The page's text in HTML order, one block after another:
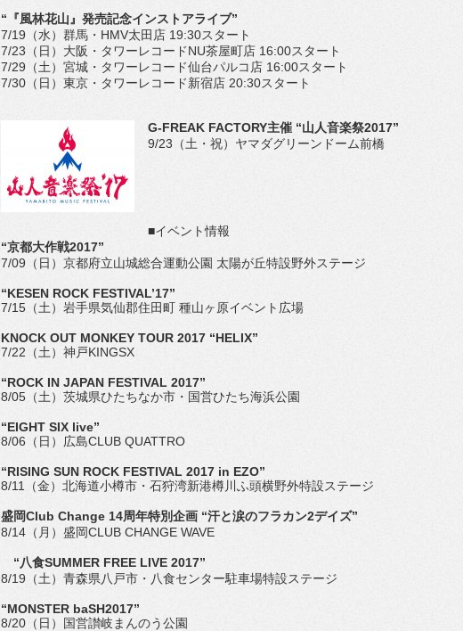
“『風林花山』発売記念インストアライブ”
7/19（水）群馬・HMV太田店 19:30スタート
7/23（日）大阪・タワーレコードNU茶屋町店 16:00スタート
7/29（土）宮城・タワーレコード仙台パルコ店 16:00スタート
7/30（日）東京・タワーレコード新宿店 20:30スタート
G-FREAK FACTORY主催 “山人音楽祭2017”
9/23（土・祝）ヤマダグリーンドーム前橋
■イベント情報
“京都大作戦2017”
7/09（日）京都府立山城総合運動公園 太陽が丘特設野外ステージ
“KESEN ROCK FESTIVAL’17”
7/15（土）岩手県気仙郡住田町 種山ヶ原イベント広場
KNOCK OUT MONKEY TOUR 2017 “HELIX”
7/22（土）神戸KINGSX
“ROCK IN JAPAN FESTIVAL 2017”
8/05（土）茨城県ひたちなか市・国営ひたち海浜公園
“EIGHT SIX live”
8/06（日）広島CLUB QUATTRO
“RISING SUN ROCK FESTIVAL 2017 in EZO”
8/11（金）北海道小樽市・石狩湾新港樽川ふ頭横野外特設ステージ
盛岡Club Change 14周年特別企画 “汗と涙のフラカン2デイズ”
8/14（月）盛岡CLUB CHANGE WAVE
“八食SUMMER FREE LIVE 2017”
8/19（土）青森県八戸市・八食センター駐車場特設ステージ
“MONSTER baSH2017”
8/20（日）国営讃岐まんのう公園